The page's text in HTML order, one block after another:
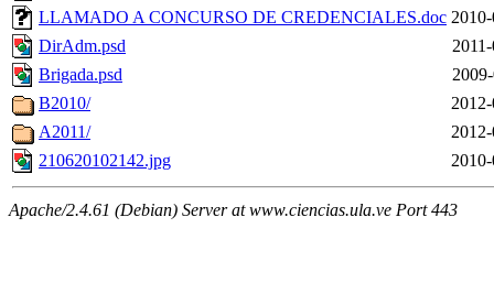
LLAMADO A CONCURSO DE CREDENCIALES.doc
DirAdm.psd
Brigada.psd
B2010/
A2011/
210620102142.jpg
Apache/2.4.61 (Debian) Server at www.ciencias.ula.ve Port 443